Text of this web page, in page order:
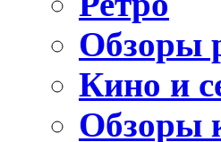
Обзоры
Кино и
Обзоры